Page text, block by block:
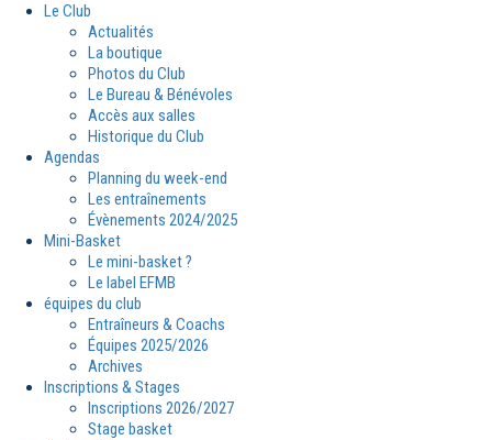
Le Club
Actualités
La boutique
Photos du Club
Le Bureau & Bénévoles
Accès aux salles
Historique du Club
Agendas
Planning du week-end
Les entraînements
Évènements 2024/2025
Mini-Basket
Le mini-basket ?
Le label EFMB
équipes du club
Entraîneurs & Coachs
Équipes 2025/2026
Archives
Inscriptions & Stages
Inscriptions 2026/2027
Stage basket